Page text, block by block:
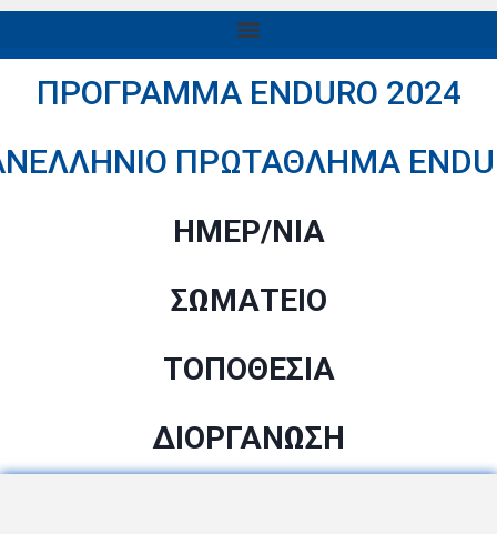
ΠΡΟΓΡΑΜΜΑ ENDURO 2024
ΠΡΩΤΑΘΛΗΜΑ
ΗΜΕΡ/ΝΙΑ
ΣΩΜΑΤΕΙΟ
ΤΟΠΟΘΕΣΙΑ
ΔΙΟΡΓΑΝΩΣΗ